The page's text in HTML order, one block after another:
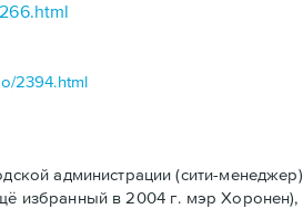
2394.html
администрации (сити-
избранный в 2004 г. мэр Хоронен),